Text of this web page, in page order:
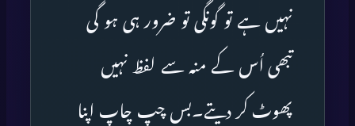
نہیں ہے تو گونگی تو ضرور ہی ہو گی
تبھی اُس کے منہ سے لفظ نہیں
پھوٹ کر دیتے۔بس چپ چاپ اپنا